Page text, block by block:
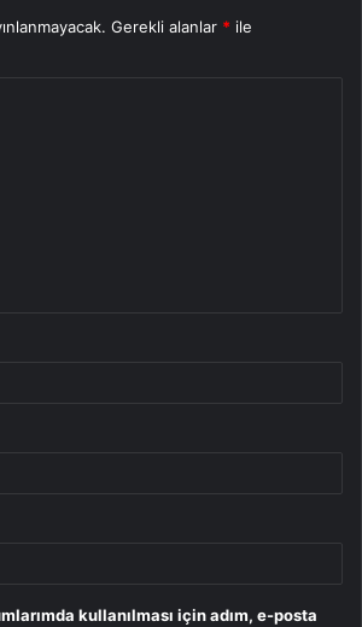
Gerekli alanlar * ile
kullanılması için adım, e-posta